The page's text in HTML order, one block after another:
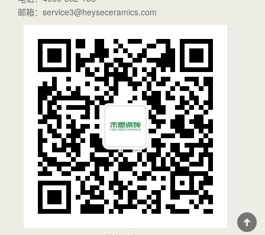
邮箱：service3@heyseceramics.com